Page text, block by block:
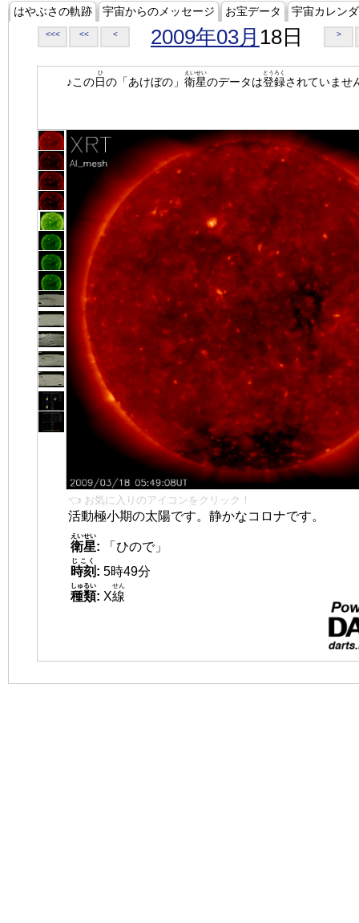
はやぶさの軌跡 宇宙からのメッセージ お宝データ 宇宙カレン
<<< << < 2009年03月 18日 >
♪この日
ひ
の「あけぼの」 衛星
えいせい
のデータは登録
とうろく
されていませ
👈 お気に入りのアイコンをクリック！
活動極小期の太陽です。静かなコロナです。
衛星
えいせい
:
「ひので」
時刻
じこく
: 5時49分
種類
しゅるい
: X線
せん